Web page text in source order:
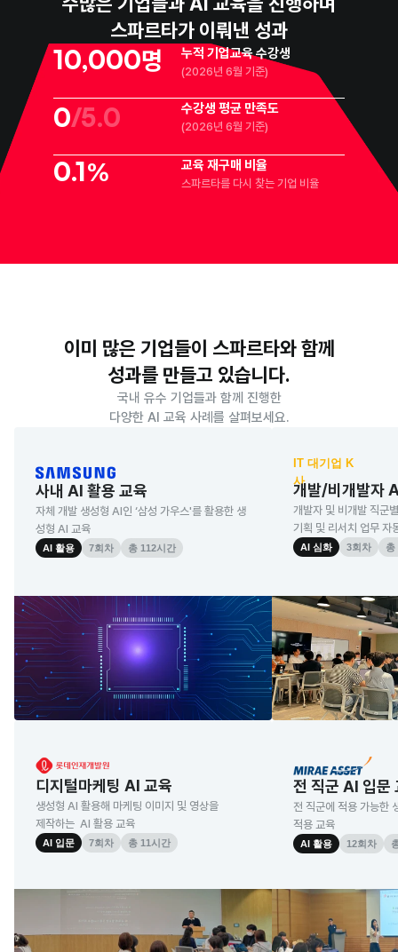
스파르타가 이뤄낸 성과
10,000명 누적 기업교육 수강생
(2026년 6월 기준)
0/5.0 수강생 평균 만족도
(2026년 6월 기준)
0.1% 교육 재구매 비율
스파르타를 다시 찾는 기업 비율
이미 많은 기업들이 스파르타와 함께
성과를 만들고 있습니다.
국내 유수 기업들과 함께 진행한
다양한 AI 교육 사례를 살펴보세요.
사내 AI 활용 교육
자체 개발 생성형 AI인 ‘삼성 가우스'를 활용한 생
성형 AI 교육
AI 활용 7회차 총 112시간
IT 대기업 K
사
개발/비개발자
개발자 및 비개발 직군
기획 및 리서치 업무 자
AI 심화 3회차 총
디지털마케팅 AI 교육
생성형 AI 활용해 마케팅 이미지 및 영상을
제작하는  AI 활용 교육
AI 입문 7회차 총 11시간
전 직군 AI 입문
전 직군에 적용 가능한
적용 교육
AI 활용 12회차